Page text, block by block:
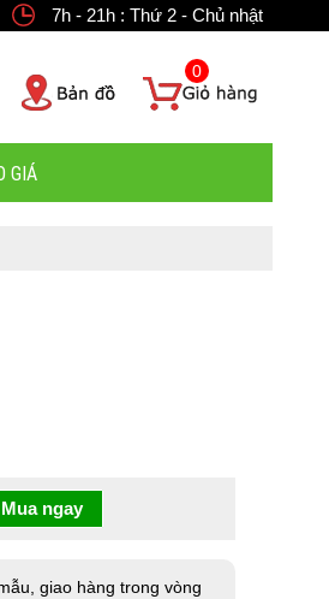
7h - 21h : Thứ 2 - Chủ nhật
0
GIÁ
Mua ngay
giao hàng trong vòng